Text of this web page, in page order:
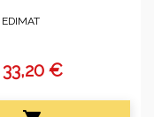
EDIMAT
33,20 €